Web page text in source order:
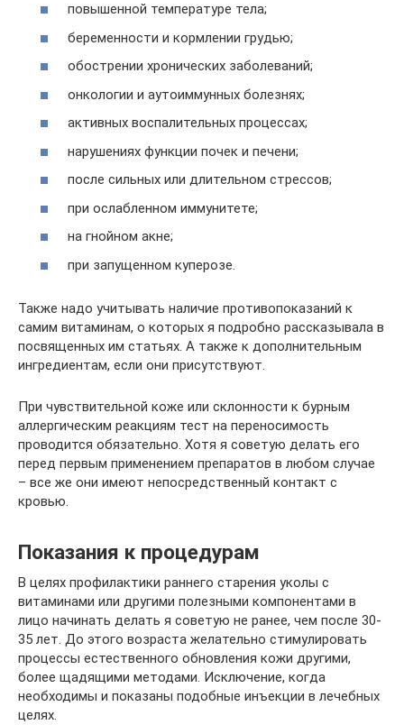
повышенной температуре тела;
беременности и кормлении грудью;
обострении хронических заболеваний;
онкологии и аутоиммунных болезнях;
активных воспалительных процессах;
нарушениях функции почек и печени;
после сильных или длительном стрессов;
при ослабленном иммунитете;
на гнойном акне;
при запущенном куперозе.
Также надо учитывать наличие противопоказаний к
самим витаминам, о которых я подробно рассказывала в
посвященных им статьях. А также к дополнительным
ингредиентам, если они присутствуют.
При чувствительной коже или склонности к бурным
аллергическим реакциям тест на переносимость
проводится обязательно. Хотя я советую делать его
перед первым применением препаратов в любом случае
– все же они имеют непосредственный контакт с
кровью.
Показания к процедурам
В целях профилактики раннего старения уколы с
витаминами или другими полезными компонентами в
лицо начинать делать я советую не ранее, чем после 30-
35 лет. До этого возраста желательно стимулировать
процессы естественного обновления кожи другими,
более щадящими методами. Исключение, когда
необходимы и показаны подобные инъекции в лечебных
целях.